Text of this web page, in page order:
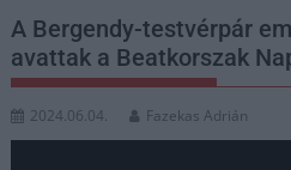
A Bergendy-testvérpár
avattak a Beatkorszak
2024.06.04. Fazekas Adrián